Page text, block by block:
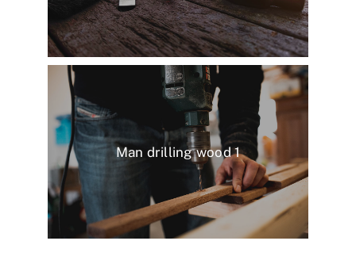
Man drilling wood 1